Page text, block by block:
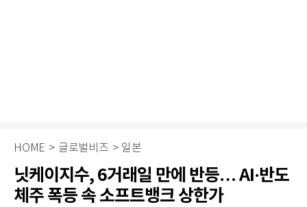
HOME > 글로벌비즈 > 일본
닛케이지수, 6거래일 만에 반등… AI·반도
체주 폭등 속 소프트뱅크 상한가